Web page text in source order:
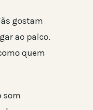
gostam
ao palco.
quem
som